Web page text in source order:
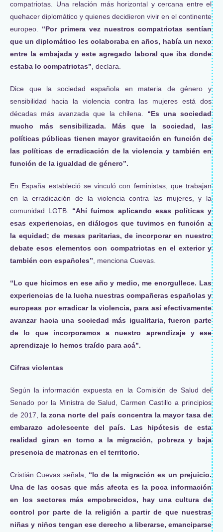
compatriotas. Una relación más horizontal y cercana entre el
quehacer diplomático y quienes decidieron vivir en el continente
europeo. “Por primera vez nuestros compatriotas sentían
que un diplomático les colaboraba en años, había un nexo
entre la embajada y este agregado laboral que iba donde
estaba lo compatriotas” , declara.
Dice que la sociedad española en materia de género y
sensibilidad hacia la violencia contra las mujeres está dos
décadas más avanzada que la chilena. “Es una sociedad
mucho más sensibilizada. Más que la sociedad, las
políticas públicas tienen mayor gravitación en función de
las políticas de erradicación de la violencia y también en
función de la igualdad de género”.
En España estableció se vinculó con feministas, que trabajan
en la erradicación de la violencia contra las mujeres, y la
comunidad LGTB. “Ahí fuimos aplicando esas políticas y
esas experiencias, en diálogos que tuvimos en función a
la equidad; de mesas paritarias, de incorporar en nuestro
debate esos elementos con compatriotas en el exterior y
también con españoles” , menciona Cuevas.
“Lo que hicimos en ese año y medio, me enorgullece. Las
experiencias de la lucha nuestras compañeras españolas y
europeas por erradicar la violencia, para así efectivamente
avanzar hacia una sociedad más igualitaria, fueron parte
de lo que incorporamos a nuestro aprendizaje y ese
aprendizaje lo hemos traído para acá”.
Cifras violentas
Según la información expuesta en la Comisión de Salud del
Senado por la Ministra de Salud, Carmen Castillo a principios
de 2017, la zona norte del país concentra la mayor tasa de
embarazo adolescente del país. Las hipótesis de esta
realidad giran en torno a la migración, pobreza y baja
presencia de matronas en el territorio.
Cristián Cuevas señala, “lo de la migración es un prejuicio.
Una de las cosas que más afecta es la poca información
en los sectores más empobrecidos, hay una cultura de
control por parte de la religión a partir de que nuestras
niñas y niños tengan ese derecho a liberarse, emanciparse